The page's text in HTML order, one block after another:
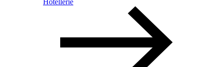
Hôtellerie